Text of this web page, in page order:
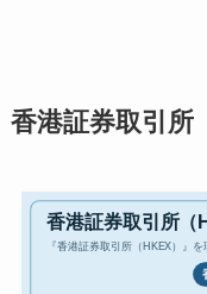
香港証券取引所